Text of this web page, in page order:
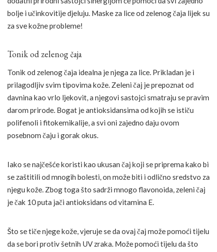
bolje i učinkovitije djeluju. Maske za lice od zelenog čaja lijek su
za sve kožne probleme!
Tonik od zelenog čaja
Tonik od zelenog čaja idealna je njega za lice. Prikladan je i
prilagodljiv svim tipovima kože. Zeleni čaj je prepoznat od
davnina kao vrlo ljekovit, a njegovi sastojci smatraju se pravim
darom prirode. Bogat je antioksidansima od kojih se ističu
polifenoli i fitokemikalije, a svi oni zajedno daju ovom
posebnom čaju i gorak okus.
Iako se najčešće koristi kao ukusan čaj koji se priprema kako bi
se zaštitili od mnogih bolesti, on može biti i odlično sredstvo za
njegu kože. Zbog toga što sadrži mnogo flavonoida, zeleni čaj
je čak 10 puta jači antioksidans od vitamina E.
Što se tiče njege kože, vjeruje se da ovaj čaj može pomoći tijelu
da se bori protiv šetnih UV zraka. Može pomoći tijelu da što